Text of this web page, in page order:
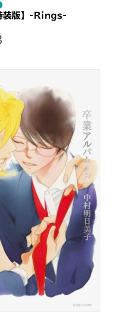
書店 広島店
店漫画館倉敷店
シンフォニービル店
フリーモールわさ
店 小倉店
屋書店 福岡本店
ク堂書店 福岡店
図書TERAイオンモー
多店
版】-Rings-